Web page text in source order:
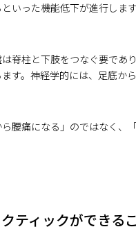
いった機能低下が進行します
脊柱と下肢をつなぐ要であ
す。神経学的には、足底か
腰痛になる」のではなく、
ティックができる